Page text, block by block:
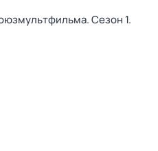
. Сезон 1.